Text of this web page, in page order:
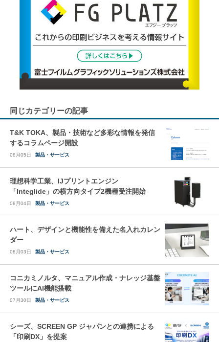
同じカテゴリーの記事
T&K TOKA、製品・技術など多彩な情報を発信
するコラムページ開設
08月05日 製品・サービス
理想科学工業、IJプリントエンジン
「Integlide」の横方向タイプ2機種受注開始
08月04日 製品・サービス
ハート、デザインと機能性を備えた名入れカレン
ダー
08月03日 製品・サービス
コニカミノルタ、マニュアル作成・ナレッジ基盤
ツールにAI機能搭載
07月30日 製品・サービス
シーズ、SCREEN GP ジャパンとの連携による
「印刷DX」を提案